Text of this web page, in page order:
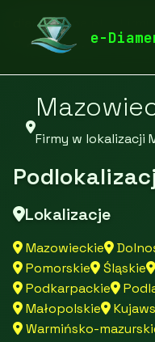
e-
diamentspa.pl
Firmy w lokalizacji
Lokalizacje
Mazowieckie
Pomorskie
Śląskie
Podkarpackie
Małopolskie
Warmińsko-